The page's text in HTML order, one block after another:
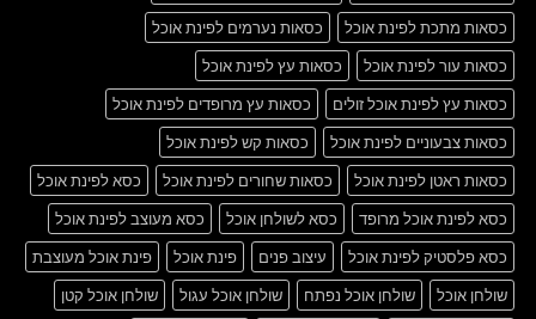
כסאות מתכת לפינת אוכל
כסאות נערמים לפינת אוכל
כסאות עור לפינת אוכל
כסאות עץ לפינת אוכל
כסאות עץ לפינת אוכל זולים
כסאות עץ מרופדים לפינת אוכל
כסאות צבעוניים לפינת אוכל
כסאות קש לפינת אוכל
כסאות ראטן לפינת אוכל
כסאות שחורים לפינת אוכל
כסא לפינת אוכל
כסא לפינת אוכל מרופד
כסא לשולחן אוכל
כסא מעוצב לפינת אוכל
כסא פלסטיק לפינת אוכל
עיצוב פנים פינת אוכל
פינת אוכל מעוצבת
שולחן אוכל
שולחן אוכל נפתח שולחן אוכל עגול
שולחן אוכל קטן